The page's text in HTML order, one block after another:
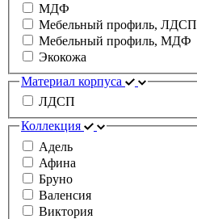
МДФ
Мебельный профиль, ЛДСП
Мебельный профиль, МДФ
Экокожа
Материал корпуса
ЛДСП
Коллекция
Адель
Афина
Бруно
Валенсия
Виктория